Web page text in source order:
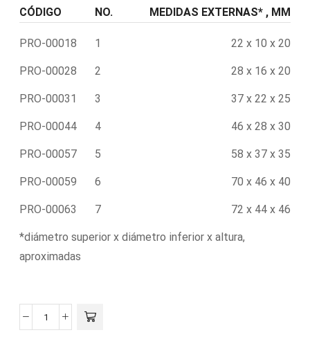
CÓDIGO
NO. MEDIDAS EXTERNAS* , MM
PRO-00018 1 22 x 10 x 20
PRO-00028 2 28 x 16 x 20
PRO-00031 3 37 x 22 x 25
PRO-00044 4 46 x 28 x 30
PRO-00057 5 58 x 37 x 35
PRO-00059 6 70 x 46 x 40
PRO-00063 7 72 x 44 x 46
*diámetro superior x diámetro inferior x altura,
aproximadas